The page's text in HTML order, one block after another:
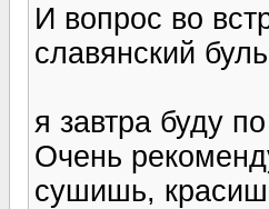
И вопрос во
славянский
я завтра буду
Очень
сушишь,